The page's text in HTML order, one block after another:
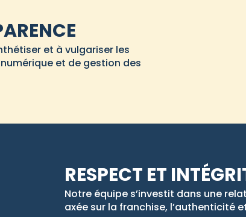
et à vulgariser les
et de gestion des
RESPECT ET
Notre équipe s’investit dans une
axée sur la franchise, l’authenticité